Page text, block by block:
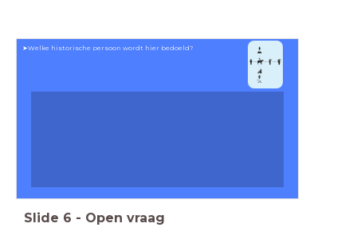
➤Welke historische persoon wordt hier bedoeld?
Slide 6 - Open vraag